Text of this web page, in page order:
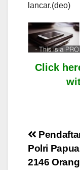
lancar.(deo)
Click
Post
Polri
2146